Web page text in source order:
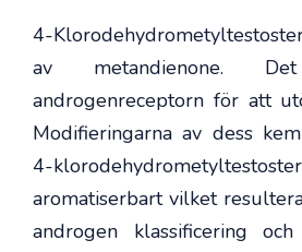
4-
av metandienone.
androgenreceptorn för att
Modifieringarna av dess
4-
aromatiserbart vilket
androgen klassificering